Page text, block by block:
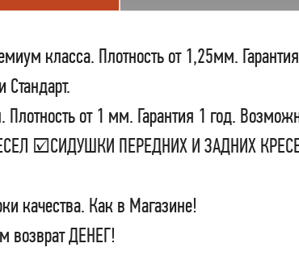
класса. Плотность от 1,25мм.
от 1 мм. Гарантия 1 год.
☑СИДУШКИ ПЕРЕДНИХ И ЗАДНИХ
качества. Как в Магазине!
возврат ДЕНЕГ!